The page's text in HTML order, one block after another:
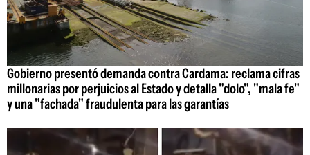
Gobierno presentó demanda contra Cardama: reclama cifras
millonarias por perjuicios al Estado y detalla "dolo", "mala fe"
y una "fachada" fraudulenta para las garantías